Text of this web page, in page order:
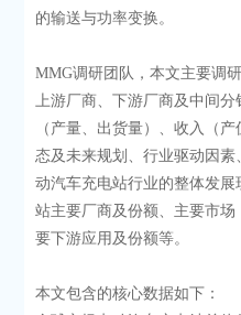
的输送与功率变换。
MMG调研团队，本文主要调
上游厂商、下游厂商及中间
（产量、出货量）、收入（
态及未来规划、行业驱动因
动汽车充电站行业的整体发
站主要厂商及份额、主要市
要下游应用及份额等。
本文包含的核心数据如下：